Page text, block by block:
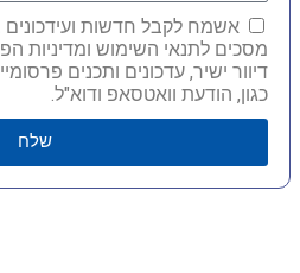
אשמח לקבל חדשות
מסכים לתנאי השימוש ומדיניות
דיוור ישיר, עדכונים ותכנים
כגון, הודעת וואטסאפ ודוא"ל.
שלח